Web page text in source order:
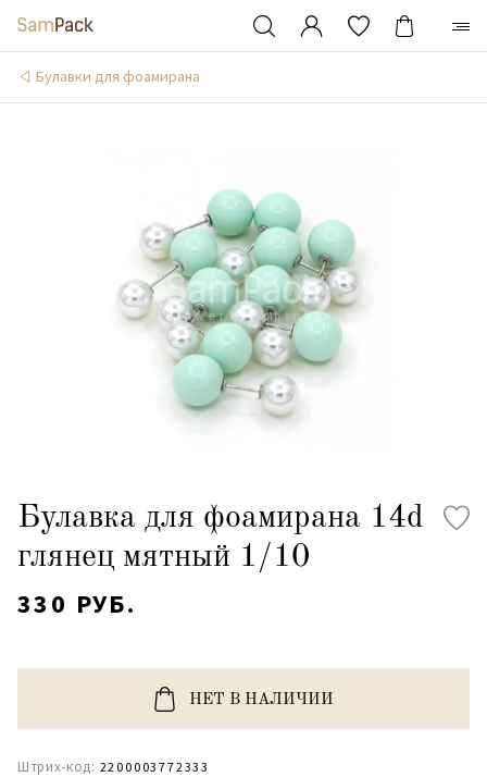
Булавки для фоамирана
Булавка для фоамирана 14d
глянец мятный 1/10
330 РУБ.
НЕТ В НАЛИЧИИ
Штрих-код: 2200003772333